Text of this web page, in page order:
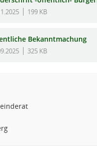
199 KB
Bekanntmachung
325 KB